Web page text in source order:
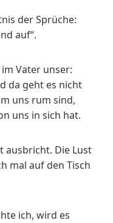
der Sprüche:
auf“.
Vater unser:
da geht es nicht
uns rum sind,
uns in sich hat.
ausbricht. Die Lust
mal auf den Tisch
ich, wird es